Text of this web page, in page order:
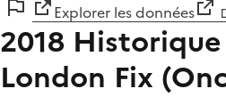
Explorer les données
2018
London Fix